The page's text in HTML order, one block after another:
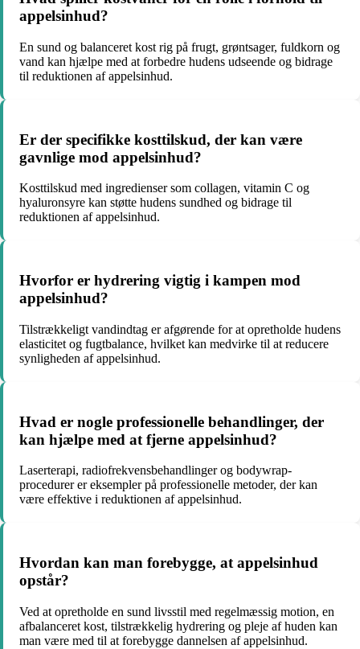
appelsinhud?
En sund og balanceret kost rig på frugt, grøntsager, fuldkorn og
vand kan hjælpe med at forbedre hudens udseende og bidrage
til reduktionen af appelsinhud.
Er der specifikke kosttilskud, der kan være
gavnlige mod appelsinhud?
Kosttilskud med ingredienser som collagen, vitamin C og
hyaluronsyre kan støtte hudens sundhed og bidrage til
reduktionen af appelsinhud.
Hvorfor er hydrering vigtig i kampen mod
appelsinhud?
Tilstrækkeligt vandindtag er afgørende for at opretholde hudens
elasticitet og fugtbalance, hvilket kan medvirke til at reducere
synligheden af appelsinhud.
Hvad er nogle professionelle behandlinger, der
kan hjælpe med at fjerne appelsinhud?
Laserterapi, radiofrekvensbehandlinger og bodywrap-
procedurer er eksempler på professionelle metoder, der kan
være effektive i reduktionen af appelsinhud.
Hvordan kan man forebygge, at appelsinhud
opstår?
Ved at opretholde en sund livsstil med regelmæssig motion, en
afbalanceret kost, tilstrækkelig hydrering og pleje af huden kan
man være med til at forebygge dannelsen af appelsinhud.